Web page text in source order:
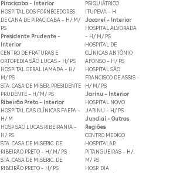
Piracicaba - Interior
HOSPITAL DOS FORNECEDORES
DE CANA DE PIRACICABA - H/ M/
PS
Presidente Prudente -
Interior
CENTRO DE FRATURAS E
ORTOPEDIA SÃO LUCAS - H/ PS
HOSPITAL GERAL IAMADA - H/
M/ PS
STA. CASA DE MISER. PRESIDENTE
PRUDENTE - H/ M/ PS
Ribeirão Preto - Interior
HOSPITAL DAS CLÍNICAS FAEPA -
H/ M
HOSP SAO LUCAS RIBEIRANIA -
H/ PS
STA. CASA DE MISERIC. DE
RIBEIRÃO PRETO - H/ M/ PS
STA. CASA DE MISERIC. DE
RIBEIRÃO PRETO - H/ PS
PSIQUIÁTRICO
ITUPEVA - H
Jacareí - Interior
HOSPITAL ALVORADA
- H/ M/ PS
HOSPITAL DE
CLÍNICAS ANTÔNIO
AFONSO - H/ PS
HOSPITAL SÃO
FRANCISCO DE ASSIS -
H/ M/ PS
Jarinu - Interior
HOSPITAL NOVO
JARINU - H/ PS
Jundiaí - Outras
Regiões
CENTRO MEDICO
HOSPITALAR
PITANGUEIRAS - H/
M/ PS
HOSP. DIA